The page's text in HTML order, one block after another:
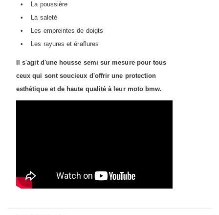
• La poussière
• La saleté
• Les empreintes de doigts
• Les rayures et éraflures
Il s'agit d'une housse semi sur mesure pour tous
ceux qui sont soucieux d'offrir une protection
esthétique et de haute qualité à leur moto bmw.